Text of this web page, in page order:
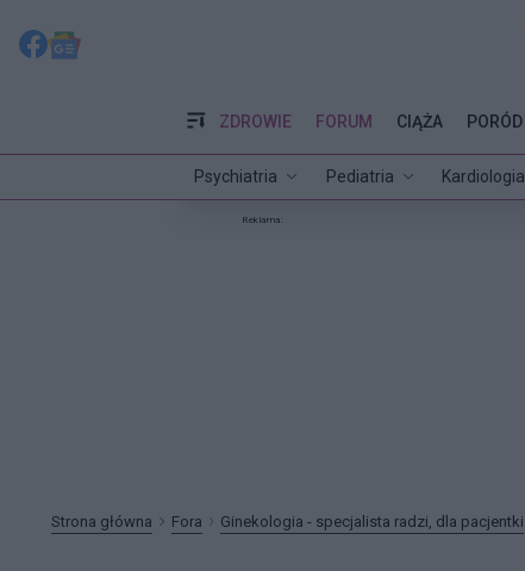
ZDROWIE
Psychiatria Pediatria Kardiologia
FORUM CIĄŻA PORÓD
Reklama:
Strona główna Fora Ginekologia - specjalista radzi, dla pacjentki